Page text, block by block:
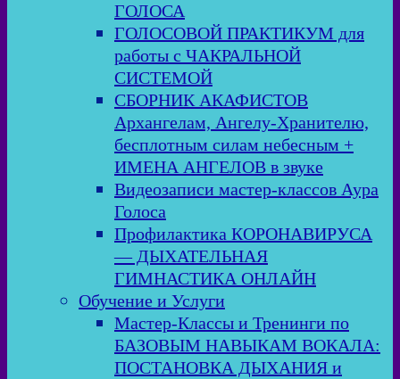
ГОЛОСА
ГОЛОСОВОЙ ПРАКТИКУМ для
работы с ЧАКРАЛЬНОЙ
СИСТЕМОЙ
СБОРНИК АКАФИСТОВ
Архангелам, Ангелу-Хранителю,
бесплотным силам небесным +
ИМЕНА АНГЕЛОВ в звуке
Видеозаписи мастер-классов Аура
Голоса
Профилактика КОРОНАВИРУСА
— ДЫХАТЕЛЬНАЯ
ГИМНАСТИКА ОНЛАЙН
Обучение и Услуги
Мастер-Классы и Тренинги по
БАЗОВЫМ НАВЫКАМ ВОКАЛА:
ПОСТАНОВКА ДЫХАНИЯ и